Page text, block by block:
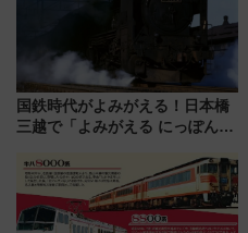
国鉄時代がよみがえる！日本橋
三越で「よみがえる にっぽんの
敬の名作写真も、駅弁フェスも
同時開催！